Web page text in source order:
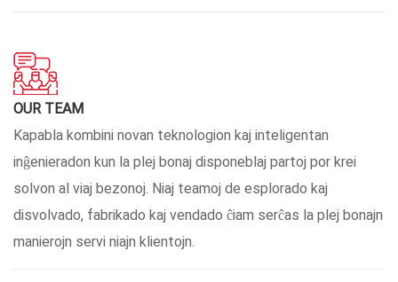
OUR TEAM
Kapabla kombini novan teknologion kaj inteligentan
inĝenieradon kun la plej bonaj disponeblaj partoj por krei
solvon al viaj bezonoj. Niaj teamoj de esplorado kaj
disvolvado, fabrikado kaj vendado ĉiam serĉas la plej bonajn
manierojn servi niajn klientojn.